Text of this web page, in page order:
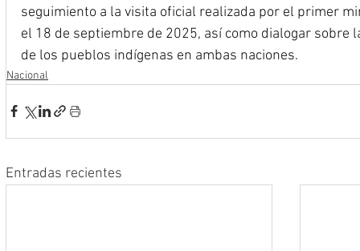
seguimiento a la visita oficial realizada por el primer
el 18 de septiembre de 2025, así como dialogar
de los pueblos indígenas en ambas naciones.
Nacional
Entradas recientes